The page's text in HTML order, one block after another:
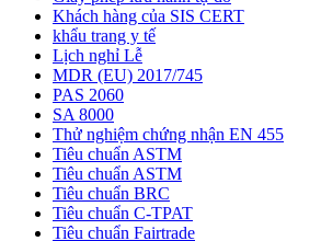
Khách hàng của SIS CERT
khẩu trang y tế
Lịch nghỉ Lễ
MDR (EU) 2017/745
PAS 2060
SA 8000
Thử nghiệm chứng nhận EN 455
Tiêu chuẩn ASTM
Tiêu chuẩn ASTM
Tiêu chuẩn BRC
Tiêu chuẩn C-TPAT
Tiêu chuẩn Fairtrade